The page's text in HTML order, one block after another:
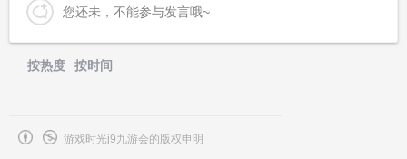
您还未，不能参与发言哦~
按热度 按时间
游戏时光j9九游会的版权申明